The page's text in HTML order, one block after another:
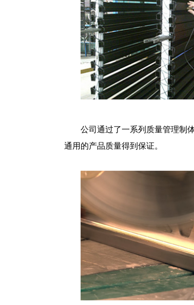
公司通过了一系列质量管理制
通用的产品质量得到保证。